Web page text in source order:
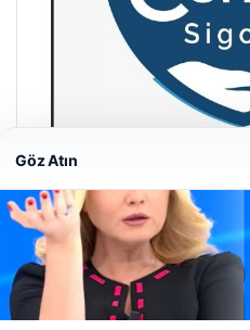
Hastaş Beton
26/05/2026
Web sitemizi nasıl
deneyiminizi kişiselleştirmek ve
Göz Atın